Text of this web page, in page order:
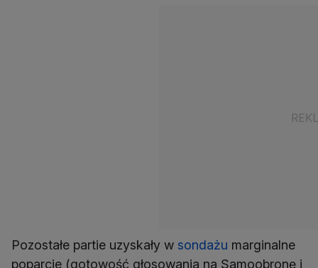
Pozostałe partie uzyskały w sondażu marginalne
poparcie (gotowość głosowania na Samoobronę i